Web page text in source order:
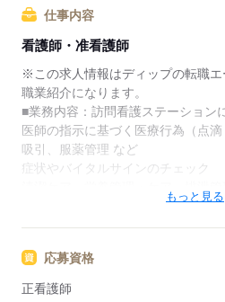
日本最大級の求人情報の中から
介。
履歴書作成のアドバイスや面接
お給料、お休み、入職時期の交
【もちろん無料】
費用は一切かかりません。
仕事内容
看護師・准看護師
※この求人情報はディップの転職
職業紹介になります。
■業務内容：訪問看護ステーション
医師の指示に基づく医療行為（点滴
吸引、服薬管理 など
症状やバイタルサインのチェック
★おすすめポイント★
小児科の経験を活かしたい方、
お子様と接することが好きな方にお
もっと見る
応募資格
正看護師